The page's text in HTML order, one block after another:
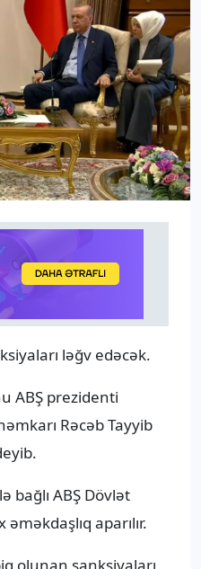
ləğv edəcək.
ABŞ prezidenti
Rəcəb Tayyib
bağlı ABŞ Dövlət
aparılır.